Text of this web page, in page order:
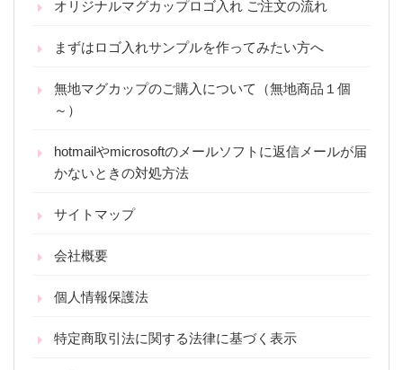
オリジナルマグカップロゴ入れ ご注文の流れ
まずはロゴ入れサンプルを作ってみたい方へ
無地マグカップのご購入について（無地商品１個
～）
hotmailやmicrosoftのメールソフトに返信メールが届
かないときの対処方法
サイトマップ
会社概要
個人情報保護法
特定商取引法に関する法律に基づく表示